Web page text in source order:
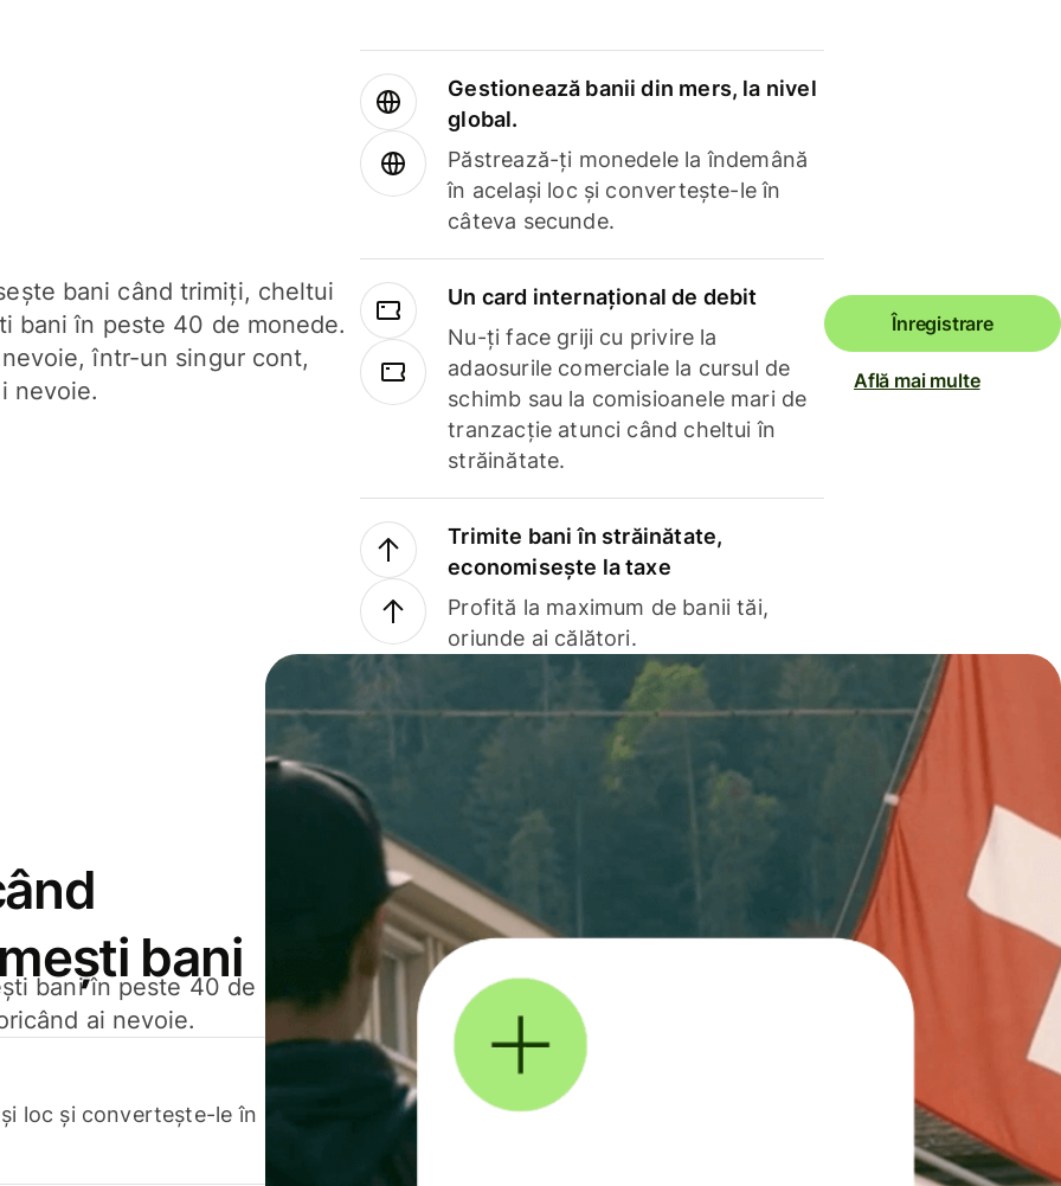
bani când trimiți, cheltui
bani în peste 40 de monede.
într-un singur cont,
nevoie.
Gestionează banii din mers, la nivel
global.
Păstrează-ți monedele la îndemână
în același loc și convertește-le în
câteva secunde.
Un card internațional de debit
Nu-ți face griji cu privire la
adaosurile comerciale la cursul de
schimb sau la comisioanele mari de
tranzacție atunci când cheltui în
străinătate.
Trimite bani în străinătate,
economisește la taxe
Profită la maximum de banii tăi,
oriunde ai călători.
Înregistrare
Află mai multe
bani
bani în peste 40 de
ai nevoie.
loc și convertește-le în